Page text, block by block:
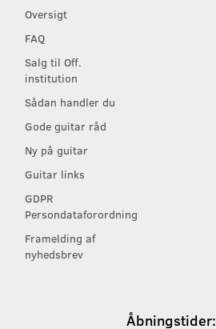
Oversigt
FAQ
Salg til Off.
institution
Sådan handler du
Gode guitar råd
Ny på guitar
Guitar links
GDPR
Persondataforordning
Framelding af
nyhedsbrev
Åbningstider: